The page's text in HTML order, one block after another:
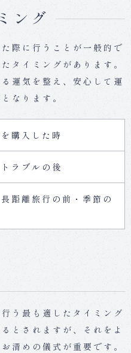
ング
際に行うことが一般的で
タイミングがあります。
運気を整え、安心して運
なります。
購入した時
ラブルの後
距離旅行の前・季節の
う最も適したタイミング
とされますが、それをよ
清めの儀式が重要です。